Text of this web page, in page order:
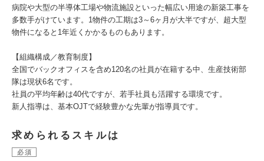
病院や大型の半導体工場や物流施設といった幅広い用途の新築工事を
多数手がけています。1物件の工期は3～6ヶ月が大半ですが、超大型
物件になると1年近くかかるものもあります。
【組織構成／教育制度】
全国でバックオフィスを含め120名の社員が在籍する中、生産技術部
隊は現状6名です。
社員の平均年齢は40代ですが、若手社員も活躍する環境です。
新人指導は、基本OJTで経験豊かな先輩が指導員です。
求められるスキルは
必須